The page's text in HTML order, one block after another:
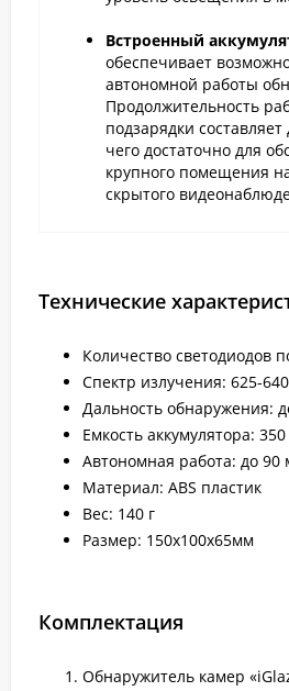
Встроенный
обеспечивает
автономной работы
Продолжительность
подзарядки
чего достаточно для
крупного помещения
скрытого
Технические
Количество светодиодов
Спектр излучения: 625-
Дальность обнаружения:
Емкость аккумулятора:
Автономная работа: до 90
Материал: ABS пластик
Вес: 140 г
Размер: 150х100х65мм
Комплектация
Обнаружитель камер